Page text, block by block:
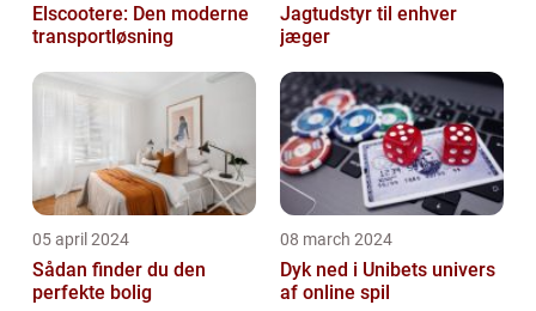
Elscootere: Den moderne
transportløsning
Jagtudstyr til enhver
jæger
05 april 2024
Sådan finder du den
perfekte bolig
08 march 2024
Dyk ned i Unibets univers
af online spil